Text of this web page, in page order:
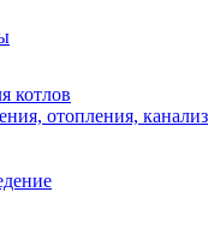
котлов
отопления,